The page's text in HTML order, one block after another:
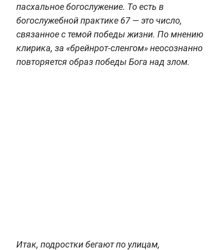
пасхальное богослужение. То есть в
богослужебной практике 67 — это число,
связанное с темой победы жизни. По мнению
клирика, за «брейнрот-сленгом» неосознанно
повторяется образ победы Бога над злом.
Итак, подростки бегают по улицам,